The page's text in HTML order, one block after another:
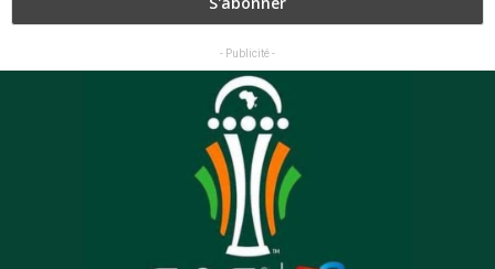
- Publicité -